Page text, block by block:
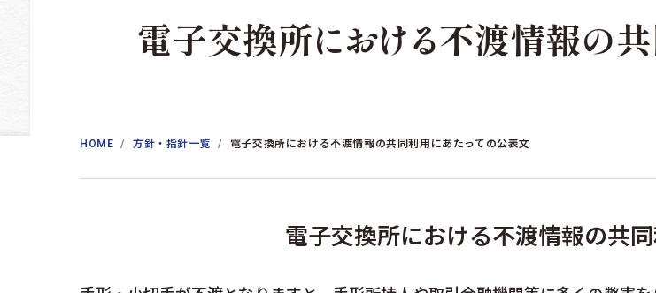
電子交換所における不渡情報の
HOME 方針・指針一覧 電子交換所における不渡情報の共同利用にあたっての公表文
電子交換所における不渡情報の共